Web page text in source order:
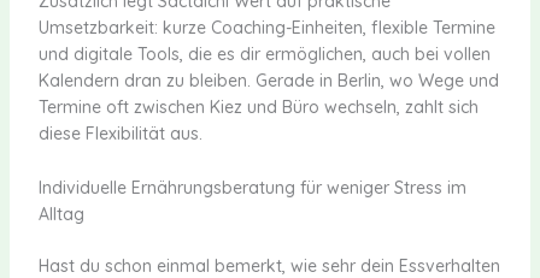
Umsetzbarkeit: kurze Coaching-Einheiten, flexible Termine
und digitale Tools, die es dir ermöglichen, auch bei vollen
Kalendern dran zu bleiben. Gerade in Berlin, wo Wege und
Termine oft zwischen Kiez und Büro wechseln, zahlt sich
diese Flexibilität aus.
Individuelle Ernährungsberatung für weniger Stress im
Alltag
Hast du schon einmal bemerkt, wie sehr dein Essverhalten